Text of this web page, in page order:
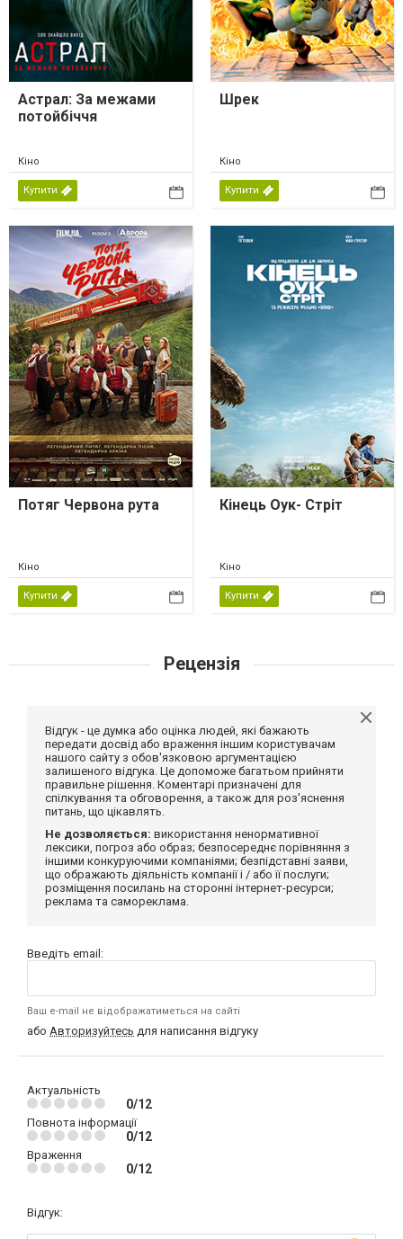
Астрал: За межами
потойбіччя
Кіно
Купити
Шрек
Кіно
Купити
Потяг Червона рута
Кіно
Купити
Кінець Оук- Стріт
Кіно
Купити
Рецензія
Відгук - це думка або оцінка людей, які бажають
передати досвід або враження іншим користувачам
нашого сайту з обов'язковою аргументацією
залишеного відгука. Це допоможе багатьом прийняти
правильне рішення. Коментарі призначені для
спілкування та обговорення, а також для роз'яснення
питань, що цікавлять.
Не дозволяється: використання ненормативної
лексики, погроз або образ; безпосереднє порівняння з
іншими конкуруючими компаніями; безпідставні заяви,
що ображають діяльність компанії і / або її послуги;
розміщення посилань на сторонні інтернет-ресурси;
реклама та самореклама.
Введіть email:
Ваш e-mail не відображатиметься на сайті
або Авторизуйтесь для написання відгуку
Актуальність
0/12
Повнота інформації
0/12
Враження
0/12
Відгук: